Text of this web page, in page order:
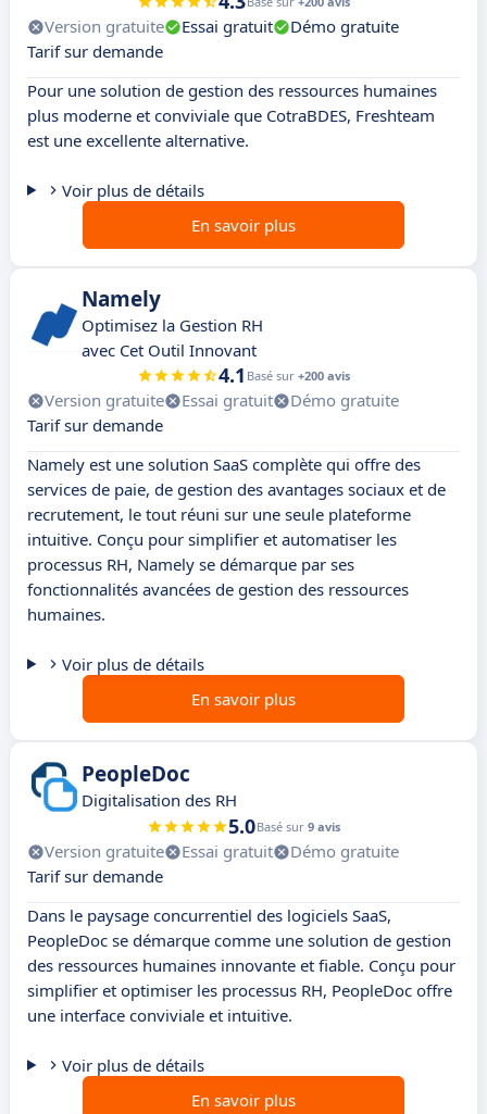
Version gratuite Essai gratuit
Démo gratuite
Tarif sur demande
Pour une solution de gestion des ressources humaines
plus moderne et conviviale que CotraBDES, Freshteam
est une excellente alternative.
Voir plus de détails
En savoir plus
Namely
Optimisez la Gestion RH
avec Cet Outil Innovant
4.1 Basé sur +200 avis
Version gratuite Essai gratuit
Démo gratuite
Tarif sur demande
Namely est une solution SaaS complète qui offre des
services de paie, de gestion des avantages sociaux et de
recrutement, le tout réuni sur une seule plateforme
intuitive. Conçu pour simplifier et automatiser les
processus RH, Namely se démarque par ses
fonctionnalités avancées de gestion des ressources
humaines.
Voir plus de détails
En savoir plus
PeopleDoc
Digitalisation des RH
5.0Basé sur 9 avis
Version gratuite Essai gratuit
Démo gratuite
Tarif sur demande
Dans le paysage concurrentiel des logiciels SaaS,
PeopleDoc se démarque comme une solution de gestion
des ressources humaines innovante et fiable. Conçu pour
simplifier et optimiser les processus RH, PeopleDoc offre
une interface conviviale et intuitive.
Voir plus de détails
En savoir plus